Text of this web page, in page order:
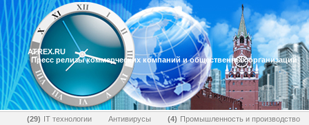
ATREX.RU
Пресс релизы коммерческих компаний и общественных организаций
29 IT технологии Антивирусы 4
Промышленность и производство